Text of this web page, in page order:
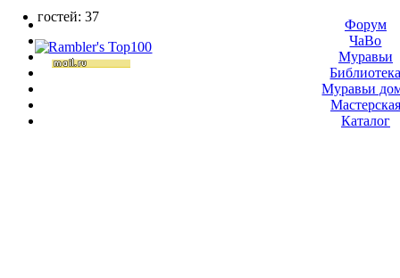
гостей: 37
Форум
ЧаВо
Муравьи
Муравьи
Мастерская
Каталог